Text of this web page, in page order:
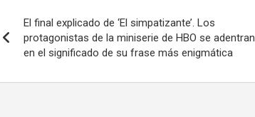
de
entradas
El final explicado de ‘El simpatizante’. Los
protagonistas de la miniserie de HBO se adentran
en el significado de su frase más enigmática